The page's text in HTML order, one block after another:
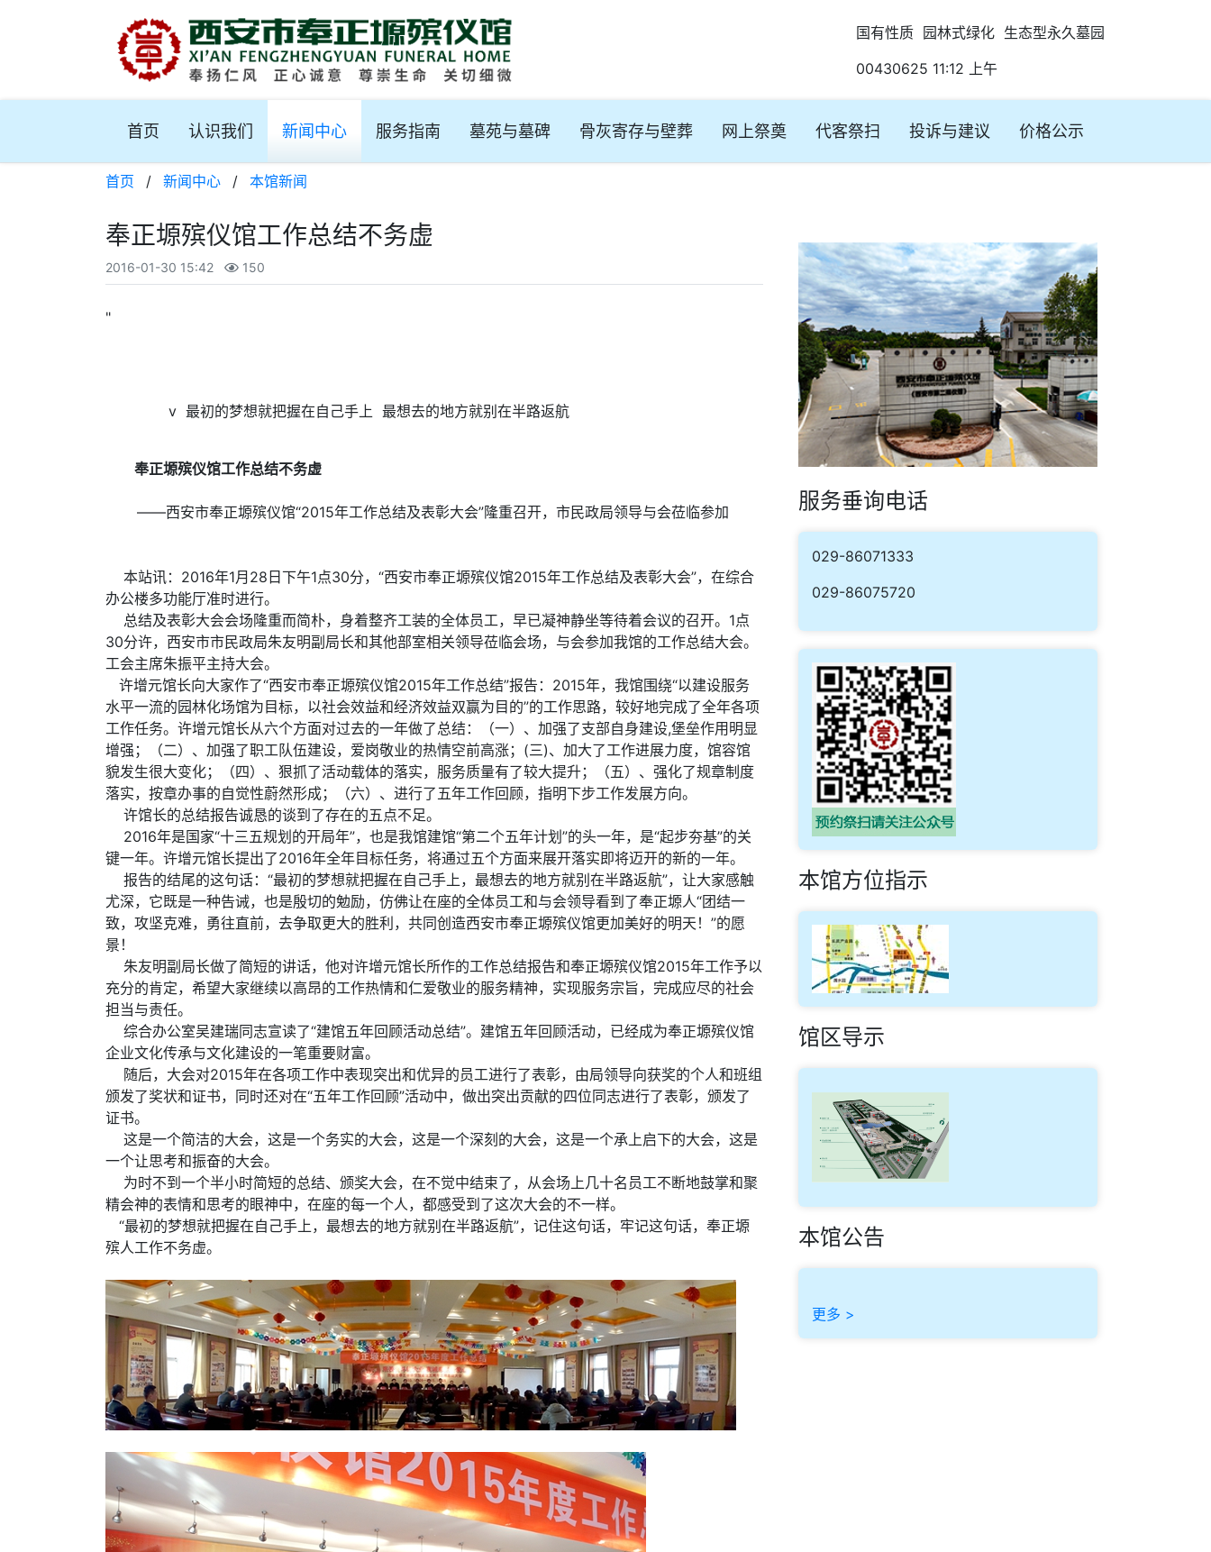
国有性质 园林式绿化 生态型永久墓园
00430625 11:12 上午
首页 认识我们 新闻中心 服务指南 墓苑与墓碑 骨灰寄存与壁葬 网上祭奠 代客祭扫 投诉与建议 价格公示
首页 / 新闻中心 / 本馆新闻
奉正塬殡仪馆工作总结不务虚
2016-01-30 15:42 150
"
v 最初的梦想就把握在自己手上 最想去的地方就别在半路返航
奉正塬殡仪馆工作总结不务虚
——西安市奉正塬殡仪馆“2015年工作总结及表彰大会”隆重召开，市民政局领导与会莅临参加
本站讯：2016年1月28日下午1点30分，“西安市奉正塬殡仪馆2015年工作总结及表彰大会”，在综合
办公楼多功能厅准时进行。
总结及表彰大会会场隆重而简朴，身着整齐工装的全体员工，早已凝神静坐等待着会议的召开。1点
30分许，西安市市民政局朱友明副局长和其他部室相关领导莅临会场，与会参加我馆的工作总结大会。
工会主席朱振平主持大会。
许增元馆长向大家作了“西安市奉正塬殡仪馆2015年工作总结”报告：2015年，我馆围绕“以建设服务
水平一流的园林化场馆为目标，以社会效益和经济效益双赢为目的”的工作思路，较好地完成了全年各项
工作任务。许增元馆长从六个方面对过去的一年做了总结：（一）、加强了支部自身建设,堡垒作用明显
增强；（二）、加强了职工队伍建设，爱岗敬业的热情空前高涨；(三)、加大了工作进展力度，馆容馆
貌发生很大变化；（四）、狠抓了活动载体的落实，服务质量有了较大提升；（五）、强化了规章制度
落实，按章办事的自觉性蔚然形成；（六）、进行了五年工作回顾，指明下步工作发展方向。
许馆长的总结报告诚恳的谈到了存在的五点不足。
2016年是国家“十三五规划的开局年”，也是我馆建馆“第二个五年计划”的头一年，是“起步夯基”的关
键一年。许增元馆长提出了2016年全年目标任务，将通过五个方面来展开落实即将迈开的新的一年。
报告的结尾的这句话：“最初的梦想就把握在自己手上，最想去的地方就别在半路返航”，让大家感触
尤深，它既是一种告诫，也是殷切的勉励，仿佛让在座的全体员工和与会领导看到了奉正塬人“团结一
致，攻坚克难，勇往直前，去争取更大的胜利，共同创造西安市奉正塬殡仪馆更加美好的明天！”的愿
景！
朱友明副局长做了简短的讲话，他对许增元馆长所作的工作总结报告和奉正塬殡仪馆2015年工作予以
充分的肯定，希望大家继续以高昂的工作热情和仁爱敬业的服务精神，实现服务宗旨，完成应尽的社会
担当与责任。
综合办公室吴建瑞同志宣读了“建馆五年回顾活动总结”。建馆五年回顾活动，已经成为奉正塬殡仪馆
企业文化传承与文化建设的一笔重要财富。
随后，大会对2015年在各项工作中表现突出和优异的员工进行了表彰，由局领导向获奖的个人和班组
颁发了奖状和证书，同时还对在“五年工作回顾”活动中，做出突出贡献的四位同志进行了表彰，颁发了
证书。
这是一个简洁的大会，这是一个务实的大会，这是一个深刻的大会，这是一个承上启下的大会，这是
一个让思考和振奋的大会。
为时不到一个半小时简短的总结、颁奖大会，在不觉中结束了，从会场上几十名员工不断地鼓掌和聚
精会神的表情和思考的眼神中，在座的每一个人，都感受到了这次大会的不一样。
“最初的梦想就把握在自己手上，最想去的地方就别在半路返航”，记住这句话，牢记这句话，奉正塬
殡人工作不务虚。
服务垂询电话
029-86071333
029-86075720
本馆方位指示
馆区导示
本馆公告
更多 >